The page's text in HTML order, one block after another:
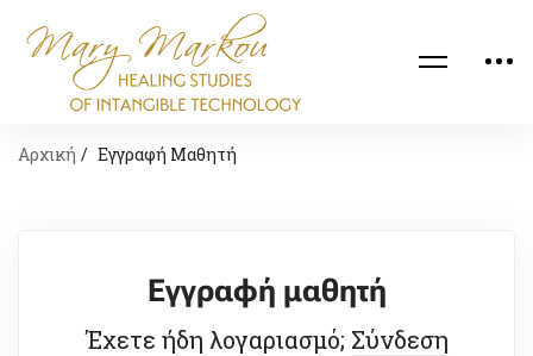
Αρχική Εγγραφή Μαθητή
Εγγραφή μαθητή
Έχετε ήδη λογαριασμό; Σύνδεση